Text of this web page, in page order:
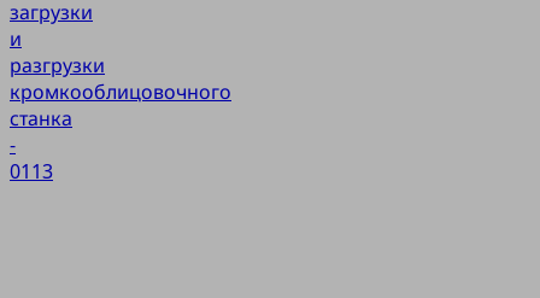
загрузки
и
разгрузки
кромкооблицовочного
станка
-
0113